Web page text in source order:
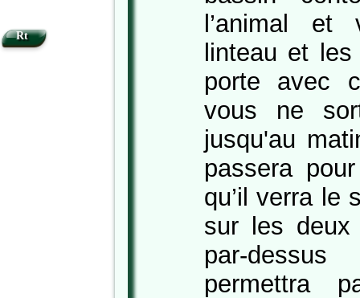
l’animal et
linteau et
porte avec
vous ne
jusqu'au
passera
qu’il verra le
sur les deux
par-
permettra
Rt